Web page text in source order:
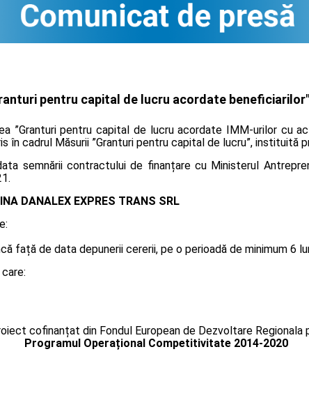
pentru capital de lucru acordate
”Granturi pentru capital de lucru acordate IMM-urilor cu
în cadrul Măsurii ”Granturi pentru capital de lucru”, instituită
semnării contractului de finanțare cu Ministerul
INA DANALEX EXPRES TRANS SRL
față de data depunerii cererii, pe o perioadă de minimum 6
cofinanțat din Fondul European de Dezvoltare Regionala
Programul Operațional Competitivitate 2014-2020